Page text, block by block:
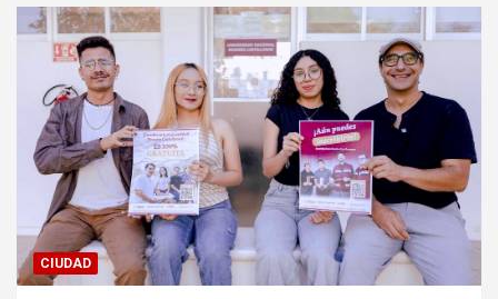
CIUDAD